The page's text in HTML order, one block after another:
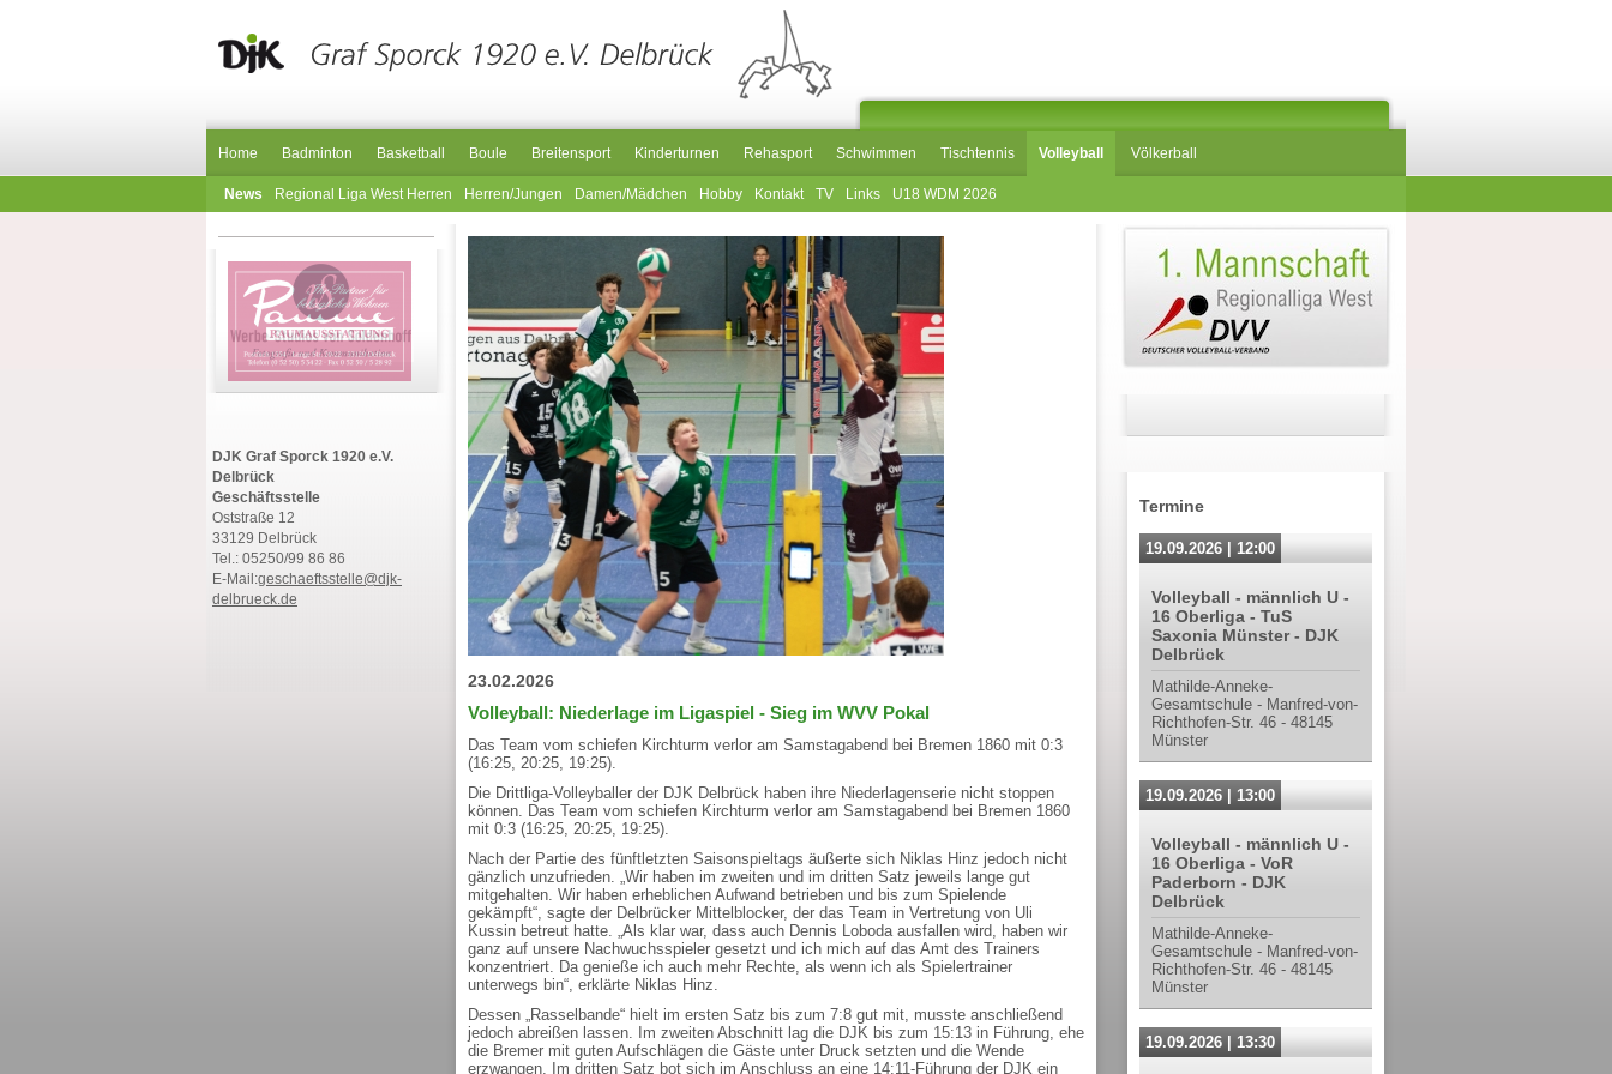
Home Badminton Basketball Boule Breitensport Kinderturnen Rehasport Schwimmen Tischtennis Volleyball Völkerball
News Regional Liga West Herren Herren/Jungen Damen/Mädchen Hobby Kontakt TV Links U18 WDM 2026
DJK Graf Sporck 1920 e.V.
Delbrück
Geschäftsstelle
Oststraße 12
33129 Delbrück
Tel.: 05250/99 86 86
E-Mail:geschaeftsstelle@djk-
delbrueck.de
23.02.2026
Volleyball: Niederlage im Ligaspiel - Sieg im WVV Pokal
Das Team vom schiefen Kirchturm verlor am Samstagabend bei Bremen 1860 mit 0:3
(16:25, 20:25, 19:25).
Die Drittliga-Volleyballer der DJK Delbrück haben ihre Niederlagenserie nicht stoppen
können. Das Team vom schiefen Kirchturm verlor am Samstagabend bei Bremen 1860
mit 0:3 (16:25, 20:25, 19:25).
Nach der Partie des fünftletzten Saisonspieltags äußerte sich Niklas Hinz jedoch nicht
gänzlich unzufrieden. „Wir haben im zweiten und im dritten Satz jeweils lange gut
mitgehalten. Wir haben erheblichen Aufwand betrieben und bis zum Spielende
gekämpft“, sagte der Delbrücker Mittelblocker, der das Team in Vertretung von Uli
Kussin betreut hatte. „Als klar war, dass auch Dennis Loboda ausfallen wird, haben wir
ganz auf unsere Nachwuchsspieler gesetzt und ich mich auf das Amt des Trainers
konzentriert. Da genieße ich auch mehr Rechte, als wenn ich als Spielertrainer
unterwegs bin“, erklärte Niklas Hinz.
Dessen „Rasselbande“ hielt im ersten Satz bis zum 7:8 gut mit, musste anschließend
jedoch abreißen lassen. Im zweiten Abschnitt lag die DJK bis zum 15:13 in Führung, ehe
die Bremer mit guten Aufschlägen die Gäste unter Druck setzten und die Wende
erzwangen. Im dritten Satz bot sich im Anschluss an eine 14:11-Führung der DJK ein
Termine
19.09.2026 | 12:00
Volleyball - männlich U -
16 Oberliga - TuS
Saxonia Münster - DJK
Delbrück
Mathilde-Anneke-
Gesamtschule - Manfred-von-
Richthofen-Str. 46 - 48145
Münster
19.09.2026 | 13:00
Volleyball - männlich U -
16 Oberliga - VoR
Paderborn - DJK
Delbrück
Mathilde-Anneke-
Gesamtschule - Manfred-von-
Richthofen-Str. 46 - 48145
Münster
19.09.2026 | 13:30